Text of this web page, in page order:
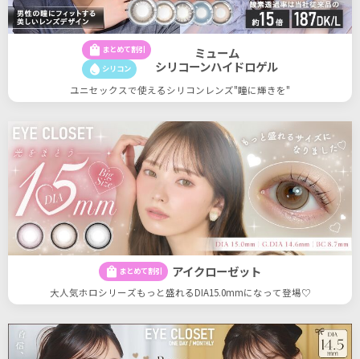
shopping_bag まとめて割引
water_drop シリコン
ミューム
シリコーンハイドロゲル
ユニセックスで使えるシリコンレンズ"瞳に輝きを"
shopping_bag まとめて割引 アイクローゼット
大人気ホロシリーズもっと盛れるDIA15.0mmになって登場♡